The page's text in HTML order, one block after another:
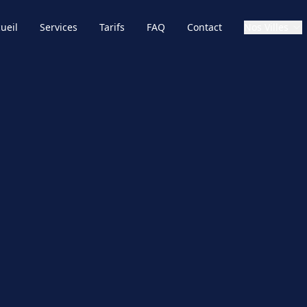
Services Tarifs FAQ Contact